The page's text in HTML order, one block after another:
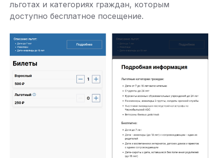
льготах и категориях граждан, которым
доступно бесплатное посещение.